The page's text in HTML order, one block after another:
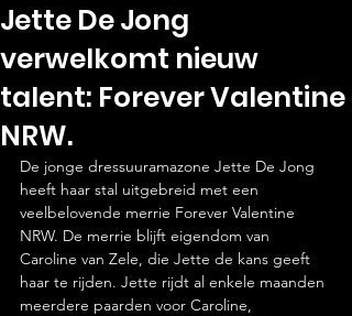
Jette De Jong
verwelkomt nieuw
talent: Forever Valentine
NRW.
De jonge dressuuramazone Jette De Jong
heeft haar stal uitgebreid met een
veelbelovende merrie Forever Valentine
NRW. De merrie blijft eigendom van
Caroline van Zele, die Jette de kans geeft
haar te rijden. Jette rijdt al enkele maanden
meerdere paarden voor Caroline,